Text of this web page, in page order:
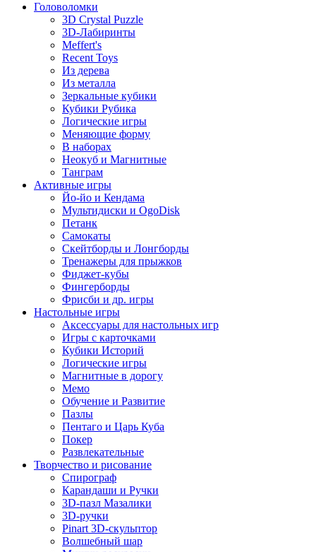
Головоломки
3D Crystal Puzzle
3D-Лабиринты
Meffert's
Recent Toys
Из дерева
Из металла
Зеркальные кубики
Кубики Рубика
Логические игры
Меняющие форму
В наборах
Неокуб и Магнитные
Танграм
Активные игры
Йо-йо и Кендама
Мультидиски и OgoDisk
Петанк
Самокаты
Скейтборды и Лонгборды
Тренажеры для прыжков
Фиджет-кубы
Фингерборды
Фрисби и др. игры
Настольные игры
Аксессуары для настольных игр
Игры с карточками
Кубики Историй
Логические игры
Магнитные в дорогу
Мемо
Обучение и Развитие
Пазлы
Пентаго и Царь Куба
Покер
Развлекательные
Творчество и рисование
Спирограф
Карандаши и Ручки
3D-пазл Мазалики
3D-ручки
Pinart 3D-скульптор
Волшебный шар